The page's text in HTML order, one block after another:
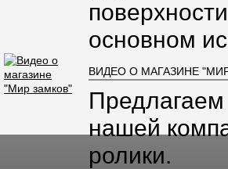
основном
ВИДЕО О МАГАЗИНЕ
нашей
ролики.